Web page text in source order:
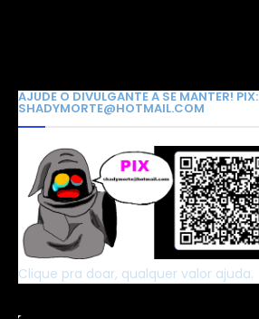
AJUDE O DIVULGANTE A SE MANTER! PIX:
SHADYMORTE@HOTMAIL.COM
Clique pra doar, qualquer valor ajuda.